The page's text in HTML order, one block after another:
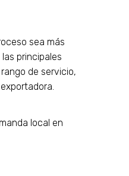
sea más
principales
de servicio,
local en